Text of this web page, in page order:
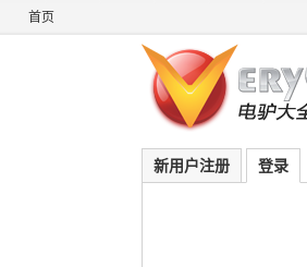
首页
新用户注册 登录